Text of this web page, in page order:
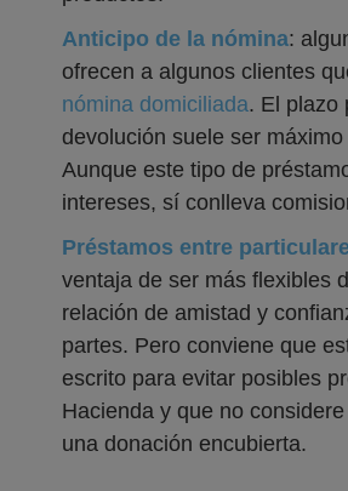
Anticipo de la nómina:
ofrecen a algunos clientes
nómina domiciliada. El plazo
devolución suele ser
Aunque este tipo de
intereses, sí conlleva
Préstamos entre
ventaja de ser más flexibles
relación de amistad y
partes. Pero conviene que
escrito para evitar posibles
Hacienda y que no
una donación encubierta.